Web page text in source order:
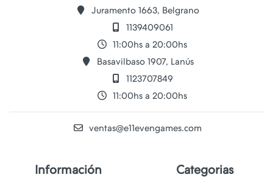
Juramento 1663, Belgrano
1139409061
11:00hs a 20:00hs
Basavilbaso 1907, Lanús
1123707849
11:00hs a 20:00hs
ventas@e11evengames.com
Información Categorias